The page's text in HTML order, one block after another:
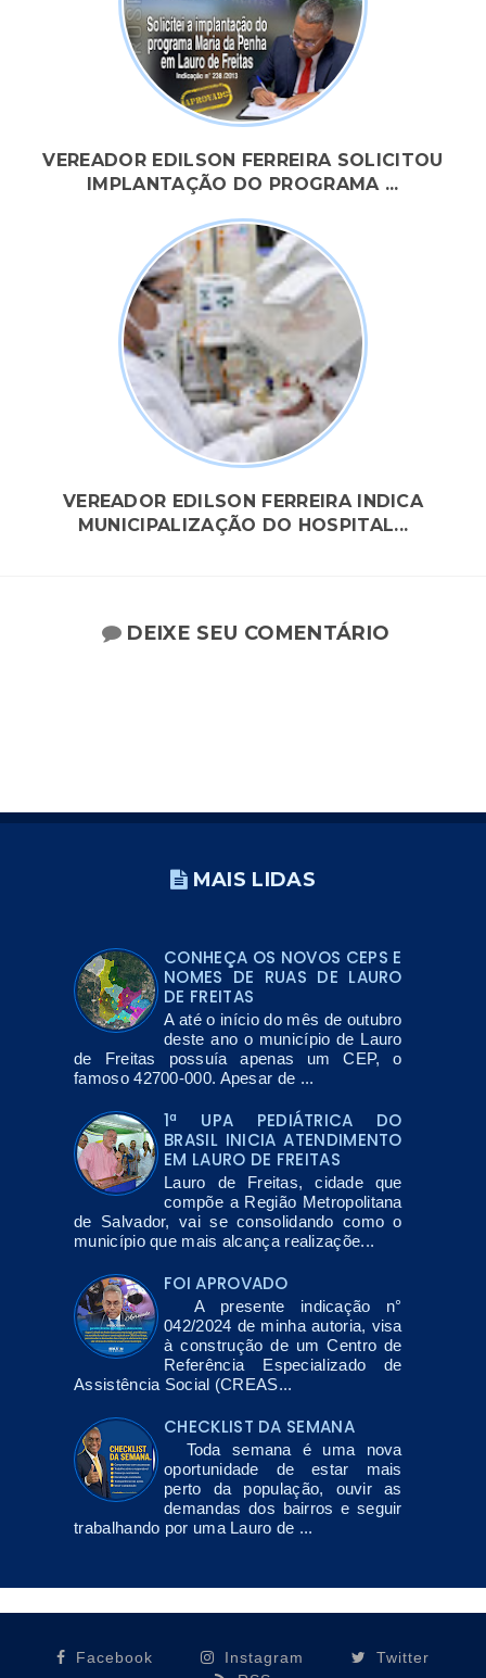
VEREADOR EDILSON FERREIRA SOLICITOU
IMPLANTAÇÃO DO PROGRAMA ...
VEREADOR EDILSON FERREIRA INDICA
MUNICIPALIZAÇÃO DO HOSPITAL...
DEIXE SEU COMENTÁRIO
MAIS LIDAS
CONHEÇA OS NOVOS CEPS E
NOMES DE RUAS DE LAURO
DE FREITAS
A até o início do mês de outubro
deste ano o município de Lauro
de Freitas possuía apenas um CEP, o
famoso 42700-000. Apesar de ...
1ª UPA PEDIÁTRICA DO
BRASIL INICIA ATENDIMENTO
EM LAURO DE FREITAS
Lauro de Freitas, cidade que
compõe a Região Metropolitana
de Salvador, vai se consolidando como o
município que mais alcança realizaçõe...
FOI APROVADO
A presente indicação n°
042/2024 de minha autoria, visa
à construção de um Centro de
Referência Especializado de
Assistência Social (CREAS...
CHECKLIST DA SEMANA
Toda semana é uma nova
oportunidade de estar mais
perto da população, ouvir as
demandas dos bairros e seguir
trabalhando por uma Lauro de ...
Facebook Instagram
Twitter